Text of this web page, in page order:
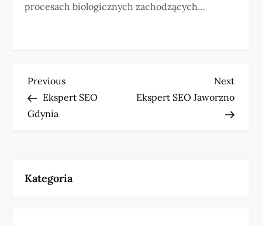
procesach biologicznych zachodzących…
N
a
g
Previous
Post
Previous
Ekspert SEO
Gdynia
Next
Post
Next
Ekspert SEO Jaworzno
Kategoria